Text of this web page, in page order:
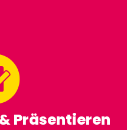
Präsentieren